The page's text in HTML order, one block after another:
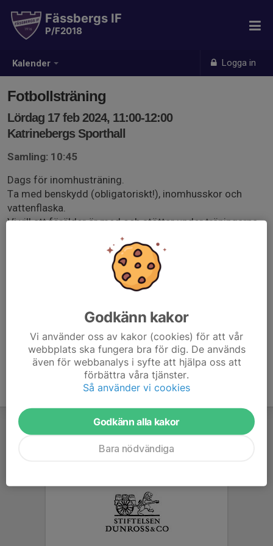
Kalender Logga in
Fässbergs IF
P/F2018
Fotbollsträning
Lördag 17 feb 2024, 11:00-12:00
Katrinebergs Sporthall
Samling: 10:45
Dags för inomhusträning.
Ta med benskydd (obligatoriskt!), inomhusskor och
vattenflaska.
Vi vill att förälder är med och stöttar under träningarna.
Glöm inte att svara på kallelsen så vi kan planera
träningen utifrån hur många barn vi blir!
Godkänn kakor
Vi använder oss av kakor (cookies) för att vår
webbplats ska fungera bra för dig. De används
även för webbanalys i syfte att hjälpa oss att
förbättra våra tjänster.
Så använder vi cookies
Godkänn alla kakor
Bara nödvändiga